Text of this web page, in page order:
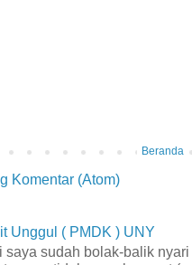
Beranda
Komentar (Atom)
Unggul ( PMDK ) UNY
saya sudah bolak-balik